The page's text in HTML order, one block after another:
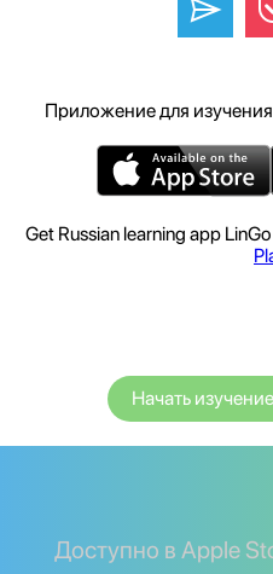
Приложение для
Get Russian learning app
Начать
Доступно в Apple